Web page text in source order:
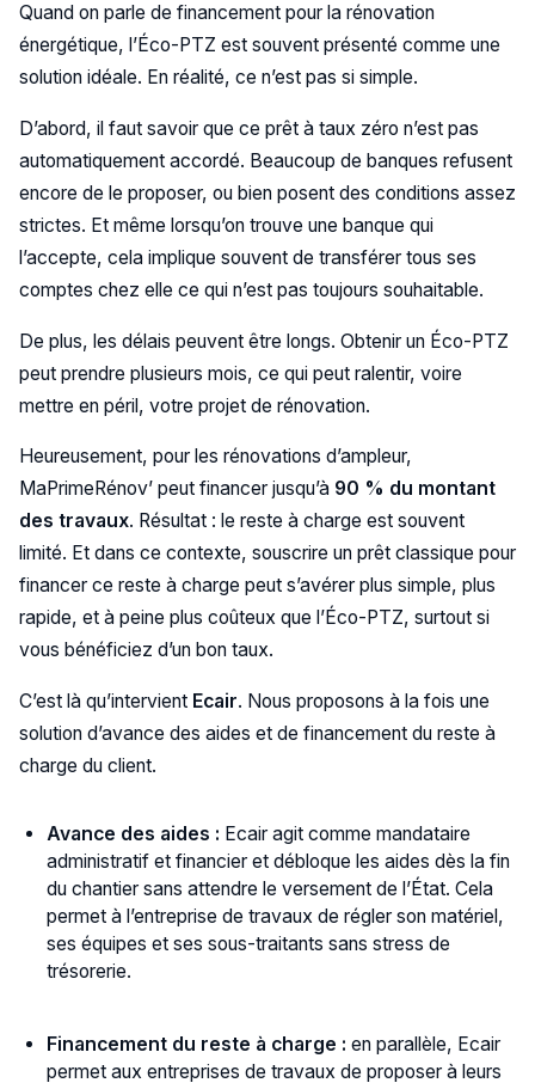
Quand on parle de financement pour la rénovation
énergétique, l’Éco-PTZ est souvent présenté comme une
solution idéale. En réalité, ce n’est pas si simple.
D’abord, il faut savoir que ce prêt à taux zéro n’est pas
automatiquement accordé. Beaucoup de banques refusent
encore de le proposer, ou bien posent des conditions assez
strictes. Et même lorsqu’on trouve une banque qui
l’accepte, cela implique souvent de transférer tous ses
comptes chez elle ce qui n’est pas toujours souhaitable.
De plus, les délais peuvent être longs. Obtenir un Éco-PTZ
peut prendre plusieurs mois, ce qui peut ralentir, voire
mettre en péril, votre projet de rénovation.
Heureusement, pour les rénovations d’ampleur,
MaPrimeRénov’ peut financer jusqu’à 90 % du montant
des travaux. Résultat : le reste à charge est souvent
limité. Et dans ce contexte, souscrire un prêt classique pour
financer ce reste à charge peut s’avérer plus simple, plus
rapide, et à peine plus coûteux que l’Éco-PTZ, surtout si
vous bénéficiez d’un bon taux.
C’est là qu’intervient Ecair. Nous proposons à la fois une
solution d’avance des aides et de financement du reste à
charge du client.
Avance des aides : Ecair agit comme mandataire
administratif et financier et débloque les aides dès la fin
du chantier sans attendre le versement de l’État. Cela
permet à l’entreprise de travaux de régler son matériel,
ses équipes et ses sous-traitants sans stress de
trésorerie.
Financement du reste à charge :en parallèle, Ecair
permet aux entreprises de travaux de proposer à leurs